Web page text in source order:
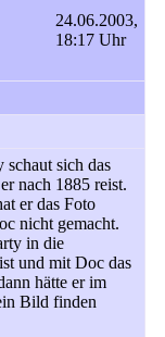
24.06.2003,
18:17 Uhr
sich das
nach 1885 reist.
er das Foto
nicht gemacht.
in die
und mit Doc das
hätte er im
Bild finden